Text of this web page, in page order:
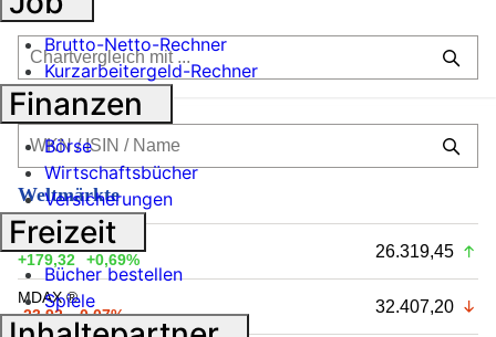
Weltmärkte
DAX ®
+179,32
+0,69% 26.319,45
MDAX ®
-23,92
-0,07% 32.407,20
Brutto-Netto-Rechner
Kurzarbeitergeld-Rechner
Finanzen
Börse
Wirtschaftsbücher
Versicherungen
Freizeit
Bücher bestellen
Spiele